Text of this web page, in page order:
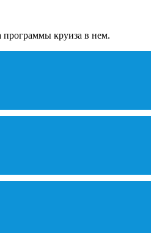
программы круиза в нем.